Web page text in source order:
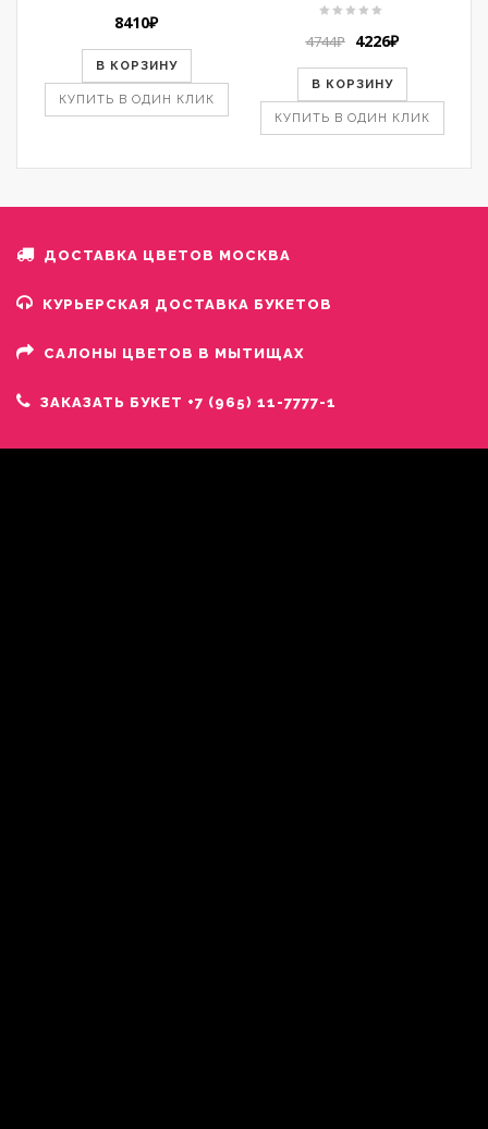
8410₽
В КОРЗИНУ
КУПИТЬ В ОДИН КЛИК
4744₽ Первоначальная
составляла
4744₽.
4226₽Текущая
В КОРЗИНУ
КУПИТЬ В ОДИН КЛИК
ДОСТАВКА ЦВЕТОВ МОСКВА
КУРЬЕРСКАЯ ДОСТАВКА БУКЕТОВ
САЛОНЫ ЦВЕТОВ В МЫТИЩАХ
ЗАКАЗАТЬ БУКЕТ +7 (965) 11-7777-1